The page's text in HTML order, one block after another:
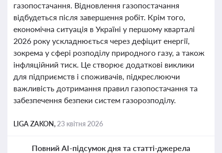
газопостачання. Відновлення газопостачання
відбудеться після завершення робіт. Крім того,
економічна ситуація в Україні у першому кварталі
2026 року ускладнюється через дефіцит енергії,
зокрема у сфері розподілу природного газу, а також
інфляційний тиск. Це створює додаткові виклики
для підприємств і споживачів, підкреслюючи
важливість дотримання правил газопостачання та
забезпечення безпеки систем газорозподілу.
LIGA ZAKON, 23 квітня 2026
Повний AI-підсумок дня та статті-джерела